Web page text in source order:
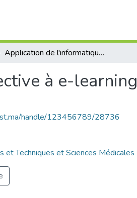
Application de l'informatique affective à e-learning intelligent
à e-
handle/123456789/28736
et Techniques et Sciences